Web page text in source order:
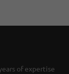
of expertise